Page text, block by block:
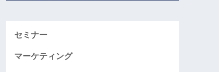
セミナー
マーケティング